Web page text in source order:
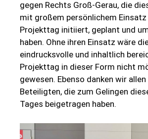
gegen Rechts Groß-Gerau, die
mit großem persönlichem Einsatz
Projekttag initiiert, geplant und
haben. Ohne ihren Einsatz wäre
eindrucksvolle und inhaltlich
Projekttag in dieser Form nicht
gewesen. Ebenso danken wir
Beteiligten, die zum Gelingen
Tages beigetragen haben.